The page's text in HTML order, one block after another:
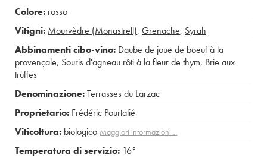
Colore: rosso
Vitigni: Mourvèdre (Monastrell), Grenache, Syrah
Abbinamenti cibo-vino: Daube de joue de boeuf à la
provençale, Souris d'agneau rôti à la fleur de thym, Brie aux
truffes
Denominazione:Terrasses du Larzac
Proprietario: Frédéric Pourtalié
Viticoltura: biologico Maggiori informazioni…
Temperatura di servizio: 16°